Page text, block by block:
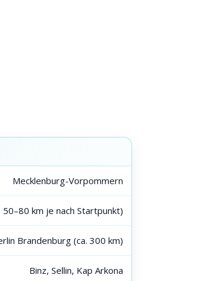
Mecklenburg-Vorpommern
km je nach Startpunkt)
Brandenburg (ca. 300 km)
Binz, Sellin, Kap Arkona